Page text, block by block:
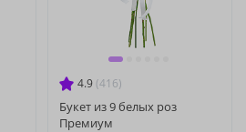
4.9 (416)
Букет из 9 белых роз
Премиум